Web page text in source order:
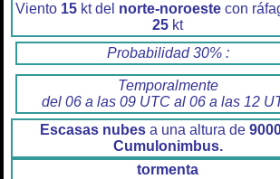
Viento 15 kt del norte-noroeste con
25 kt
Probabilidad 30% :
Temporalmente
del 06 a las 09 UTC al 06 a las 12
Escasas nubesa una altura de
Cumulonimbus.
tormenta